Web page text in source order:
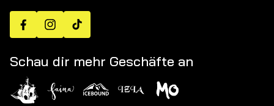
FacebookInstagramTikTok
Schau dir mehr Geschäfte an